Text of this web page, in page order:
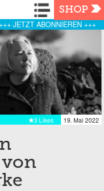
Navigation
SHOP
JETZT ABONNIEREN +++
19. Mai 2022
3 Likes
von